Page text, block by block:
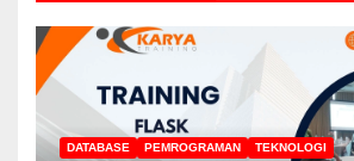
DATABASE PEMROGRAMAN TEKNOLOGI